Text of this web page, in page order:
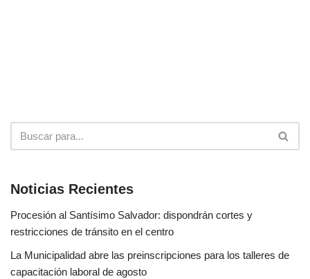
Noticias Recientes
Procesión al Santísimo Salvador: dispondrán cortes y
restricciones de tránsito en el centro
La Municipalidad abre las preinscripciones para los talleres de
capacitación laboral de agosto